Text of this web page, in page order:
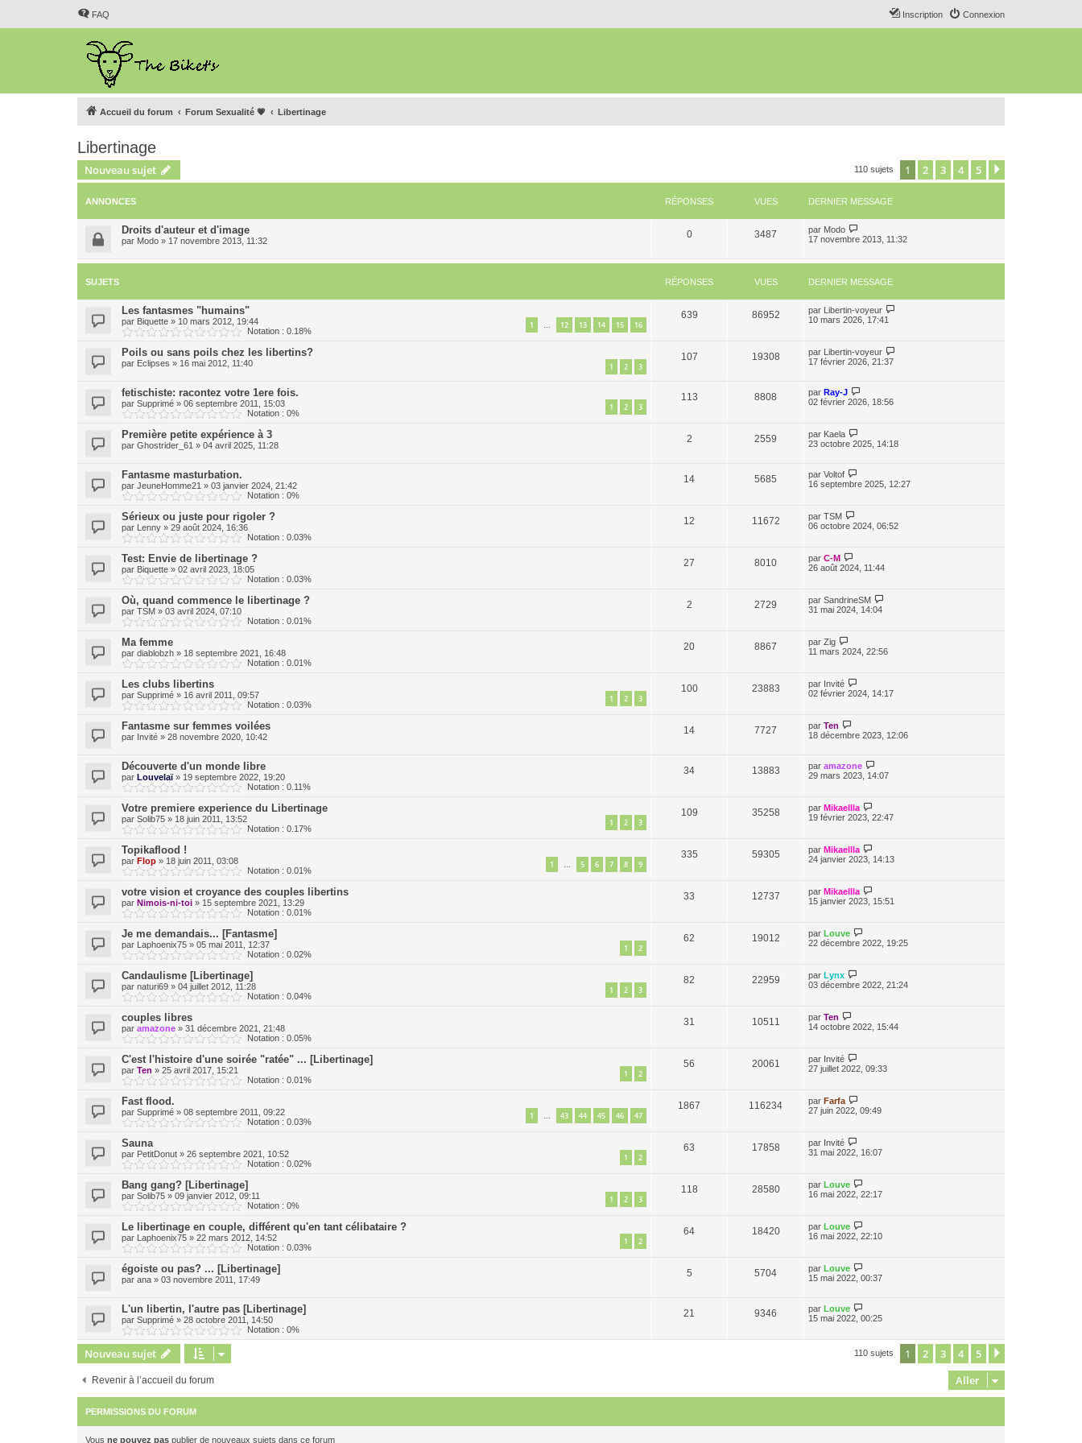
FAQ Connexion
Inscription
Accueil du forum Forum Sexualité 💗 Libertinage
Libertinage
Nouveau sujet 110 sujets 1 2 3 4 5
ANNONCES RÉPONSES VUES DERNIER MESSAGE
Droits d'auteur et d'image
par Modo » 17 novembre 2013, 11:32
0 3487 par Modo
17 novembre 2013, 11:32
SUJETS RÉPONSES VUES DERNIER MESSAGE
Les fantasmes "humains"
par Biquette » 10 mars 2012, 19:44 1 … 12 13 14 15 16
Notation : 0.18%
639 86952 par Libertin-voyeur
10 mars 2026, 17:41
Poils ou sans poils chez les libertins?
par Eclipses » 16 mai 2012, 11:40 1 2 3
107 19308 par Libertin-voyeur
17 février 2026, 21:37
fetischiste: racontez votre 1ere fois.
par Supprimé » 06 septembre 2011, 15:03 1 2 3
Notation : 0%
113 8808 par Ray-J
02 février 2026, 18:56
Première petite expérience à 3
par Ghostrider_61 » 04 avril 2025, 11:28
2 2559 par Kaela
23 octobre 2025, 14:18
Fantasme masturbation.
par JeuneHomme21 » 03 janvier 2024, 21:42
Notation : 0%
14 5685 par Voltof
16 septembre 2025, 12:27
Sérieux ou juste pour rigoler ?
par Lenny » 29 août 2024, 16:36
Notation : 0.03%
12 11672 par TSM
06 octobre 2024, 06:52
Test: Envie de libertinage ?
par Biquette » 02 avril 2023, 18:05
Notation : 0.03%
27 8010 par C-M
26 août 2024, 11:44
Où, quand commence le libertinage ?
par TSM » 03 avril 2024, 07:10
Notation : 0.01%
2 2729 par SandrineSM
31 mai 2024, 14:04
Ma femme
par diablobzh » 18 septembre 2021, 16:48
Notation : 0.01%
20 8867 par Zig
11 mars 2024, 22:56
Les clubs libertins
par Supprimé » 16 avril 2011, 09:57 1 2 3
Notation : 0.03%
100 23883 par Invité
02 février 2024, 14:17
Fantasme sur femmes voilées
par Invité » 28 novembre 2020, 10:42
14 7727 par Ten
18 décembre 2023, 12:06
Découverte d'un monde libre
par Louvelaï» 19 septembre 2022, 19:20
Notation : 0.11%
34 13883 par amazone
29 mars 2023, 14:07
Votre premiere experience du Libertinage
par Solib75 » 18 juin 2011, 13:52 1 2 3
Notation : 0.17%
109 35258 par Mikaellla
19 février 2023, 22:47
Topikaflood !
par Flop » 18 juin 2011, 03:08 1 … 5 6 7 8 9
Notation : 0.01%
335 59305 par Mikaellla
24 janvier 2023, 14:13
votre vision et croyance des couples libertins
par Nimois-ni-toi » 15 septembre 2021, 13:29
Notation : 0.01%
33 12737 par Mikaellla
15 janvier 2023, 15:51
Je me demandais... [Fantasme]
par Laphoenix75 » 05 mai 2011, 12:37 1 2
Notation : 0.02%
62 19012 par Louve
22 décembre 2022, 19:25
Candaulisme [Libertinage]
par naturi69 » 04 juillet 2012, 11:28 1 2 3
Notation : 0.04%
82 22959 par Lynx
03 décembre 2022, 21:24
couples libres
par amazone » 31 décembre 2021, 21:48
Notation : 0.05%
31 10511 par Ten
14 octobre 2022, 15:44
C'est l'histoire d'une soirée "ratée" ... [Libertinage]
par Ten » 25 avril 2017, 15:21 1 2
Notation : 0.01%
56 20061 par Invité
27 juillet 2022, 09:33
Fast flood.
par Supprimé » 08 septembre 2011, 09:22 1 … 43 44 45 46 47
Notation : 0.03%
1867 116234 par Farfa
27 juin 2022, 09:49
Sauna
par PetitDonut » 26 septembre 2021, 10:52 1 2
Notation : 0.02%
63 17858 par Invité
31 mai 2022, 16:07
Bang gang? [Libertinage]
par Solib75 » 09 janvier 2012, 09:11 1 2 3
Notation : 0%
118 28580 par Louve
16 mai 2022, 22:17
Le libertinage en couple, différent qu'en tant célibataire ?
par Laphoenix75 » 22 mars 2012, 14:52 1 2
Notation : 0.03%
64 18420 par Louve
16 mai 2022, 22:10
égoiste ou pas? ... [Libertinage]
par ana » 03 novembre 2011, 17:49
5 5704 par Louve
15 mai 2022, 00:37
L'un libertin, l'autre pas [Libertinage]
par Supprimé » 28 octobre 2011, 14:50
Notation : 0%
21 9346 par Louve
15 mai 2022, 00:25
Nouveau sujet 110 sujets 1 2 3 4 5
Revenir à l’accueil du forum Aller
PERMISSIONS DU FORUM
Vous ne pouvez pas publier de nouveaux sujets dans ce forum